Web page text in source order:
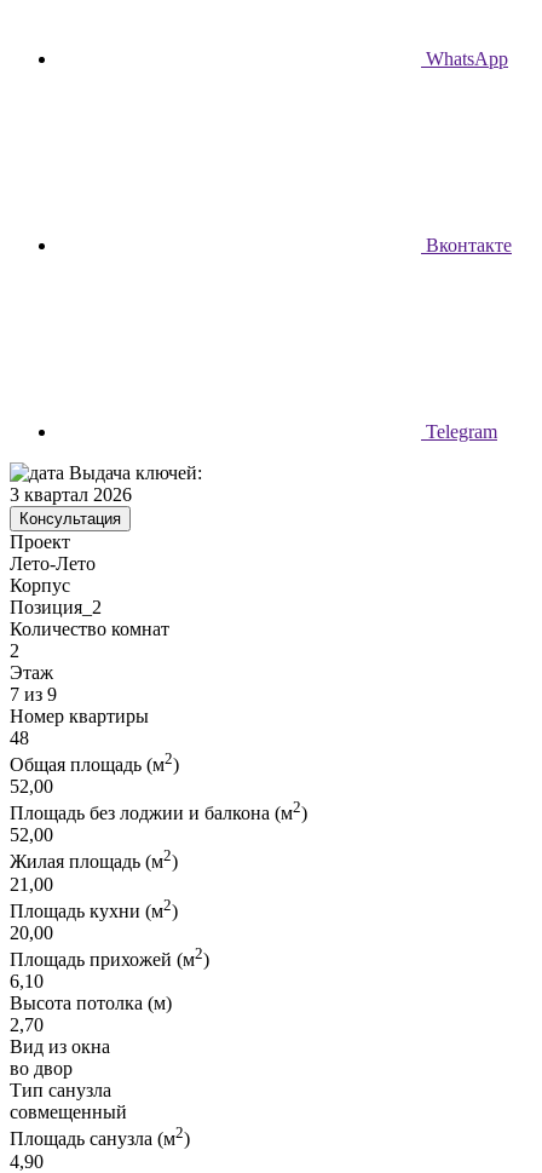
WhatsApp
Вконтакте
Telegram
Выдача ключей:
3 квартал 2026
Консультация
Проект
Лето-Лето
Корпус
Позиция_2
Количество комнат
2
Этаж
7 из 9
Номер квартиры
48
Общая площадь (м2)
52,00
Площадь без лоджии и балкона (м2)
52,00
Жилая площадь (м2)
21,00
Площадь кухни (м2)
20,00
Площадь прихожей (м2)
6,10
Высота потолка (м)
2,70
Вид из окна
во двор
Тип санузла
совмещенный
Площадь санузла (м2)
4,90